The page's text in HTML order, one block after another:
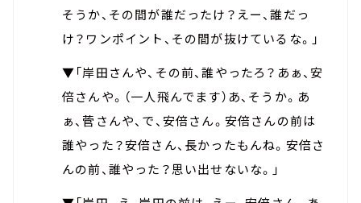
そうか、その間が誰だったけ？えー、誰だっ
け？ワンポイント、その間が抜けているな。」
▼「岸田さんや、その前、誰やったろ？あぁ、安
倍さんや。（一人飛んでます）あ、そうか。あ
ぁ、菅さんや、で、安倍さん。安倍さんの前は
誰やった？安倍さん、長かったもんね。安倍さ
んの前、誰やった？思い出せないな。」